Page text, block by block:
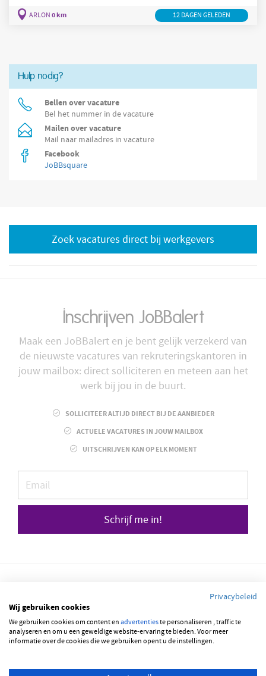
des solutions adaptées. Envie de jouer un rôle clé dans le conseil
ARLON 0 km 12 DAGEN GELEDEN
Hulp nodig?
Bellen over vacature
Bel het nummer in de vacature
Mailen over vacature
Mail naar mailadres in vacature
Facebook
JoBBsquare
Zoek vacatures direct bij werkgevers
Inschrijven JoBBalert
Maak een JoBBalert en je bent gelijk verzekerd van
de nieuwste vacatures van rekruteringskantoren in
jouw mailbox: direct solliciteren en meteen aan het
werk bij jou in de buurt.
SOLLICITEER ALTIJD DIRECT BIJ DE AANBIEDER
ACTUELE VACATURES IN JOUW MAILBOX
UITSCHRIJVEN KAN OP ELK MOMENT
Schrijf me in!
© 2026 JOBBSQUARE
NEDERLANDS FRANÇAIS
Privacybeleid
Wij gebruiken cookies
We gebruiken cookies om content en advertentieste personaliseren , traffic te
analyseren en om u een geweldige website-ervaring te bieden. Voor meer
informatie over de cookies die we gebruiken opent u de instellingen.